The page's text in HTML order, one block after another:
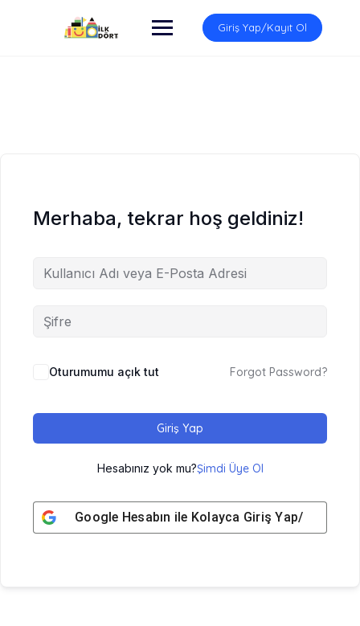
Giriş Yap/Kayıt Ol
Merhaba, tekrar hoş geldiniz!
Oturumumu açık tut Forgot Password?
Giriş Yap
Hesabınız yok mu?Şimdi Üye Ol
Google Hesabın ile Kolayca Giriş Yap/ Üye Ol